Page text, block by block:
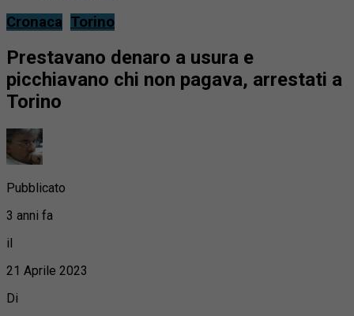
Cronaca Torino
Prestavano denaro a usura e
picchiavano chi non pagava, arrestati a
Torino
Pubblicato
3 anni fa
il
21 Aprile 2023
Di